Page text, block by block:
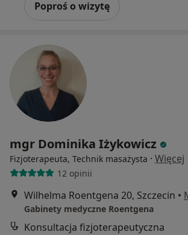
Poproś o wizytę
mgr Dominika Iżykowicz
Fizjoterapeuta, Technik masażysta · Więcej
12 opinii
Wilhelma Roentgena 20, Szczecin •
Gabinety medyczne Roentgena
Konsultacja fizjoterapeutyczna